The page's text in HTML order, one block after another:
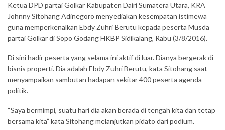
Ketua DPD partai Golkar Kabupaten Dairi Sumatera Utara, KRA
Johnny Sitohang Adinegoro menyediakan kesempatan istimewa
guna memperkenalkan Ebdy Zuhri Berutu kepada peserta Musda
partai Golkar di Sopo Godang HKBP Sidikalang, Rabu (3/8/2016).
Di sini hadir peserta yang selama ini aktif di luar. Dianya bergerak di
bisnis properti. Dia adalah Ebdy Zuhri Berutu, kata Sitohang saat
menyampaikan sambutan hadapan sekitar 400 peserta agenda
politik.
“Saya bermimpi, suatu hari dia akan berada di tengah kita dan tetap
bersama kita” kata Sitohang melanjutkan pidato dari podium.